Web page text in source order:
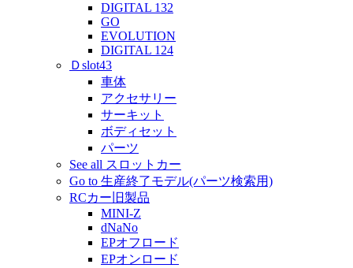
DIGITAL 132
GO
EVOLUTION
DIGITAL 124
Ｄslot43
車体
アクセサリー
サーキット
ボディセット
パーツ
See all スロットカー
Go to 生産終了モデル(パーツ検索用)
RCカー旧製品
MINI-Z
dNaNo
EPオフロード
EPオンロード